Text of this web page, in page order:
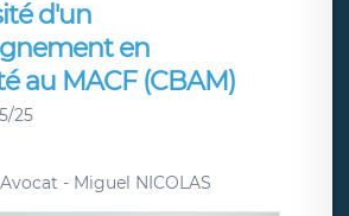
d'un
en
au MACF (CBAM)
25
- Miguel NICOLAS